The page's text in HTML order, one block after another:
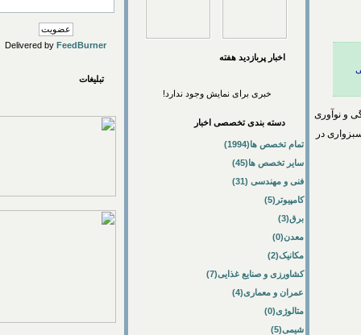
نوآوری
در
اخبار پربازديد هفته
خبری برای نمایش وجود ندارد!
دسته بندی تخصصی اخبار
تمام تخصص ها(1994)
سایر تخصص ها(45)
فنی و مهندسی (31)
کامپیوتر(5)
برق(3)
معدن(0)
مکانیک(2)
کشاورزی و صنایع غذایی(7)
عمران و معماری(4)
متالوژی(0)
شیمی(5)
Delivered byFeedBurner
تبلیغات